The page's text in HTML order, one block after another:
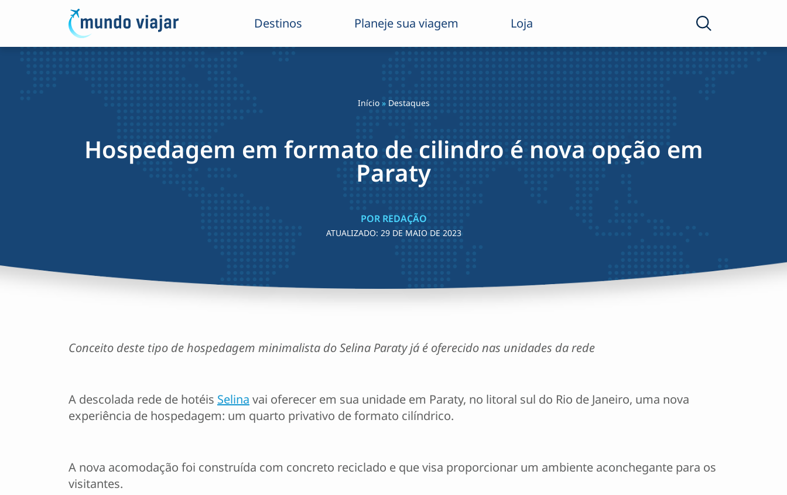
Destinos Planeje sua viagem Loja
Início» Destaques
Hospedagem em formato de cilindro é nova opção em
Paraty
POR REDAÇÃO
ATUALIZADO: 29 DE MAIO DE 2023
Conceito deste tipo de hospedagem minimalista do Selina Paraty já é oferecido nas unidades da rede
A descolada rede de hotéis Selina vai oferecer em sua unidade em Paraty, no litoral sul do Rio de Janeiro, uma nova
experiência de hospedagem: um quarto privativo de formato cilíndrico.
A nova acomodação foi construída com concreto reciclado e que visa proporcionar um ambiente aconchegante para os
visitantes.